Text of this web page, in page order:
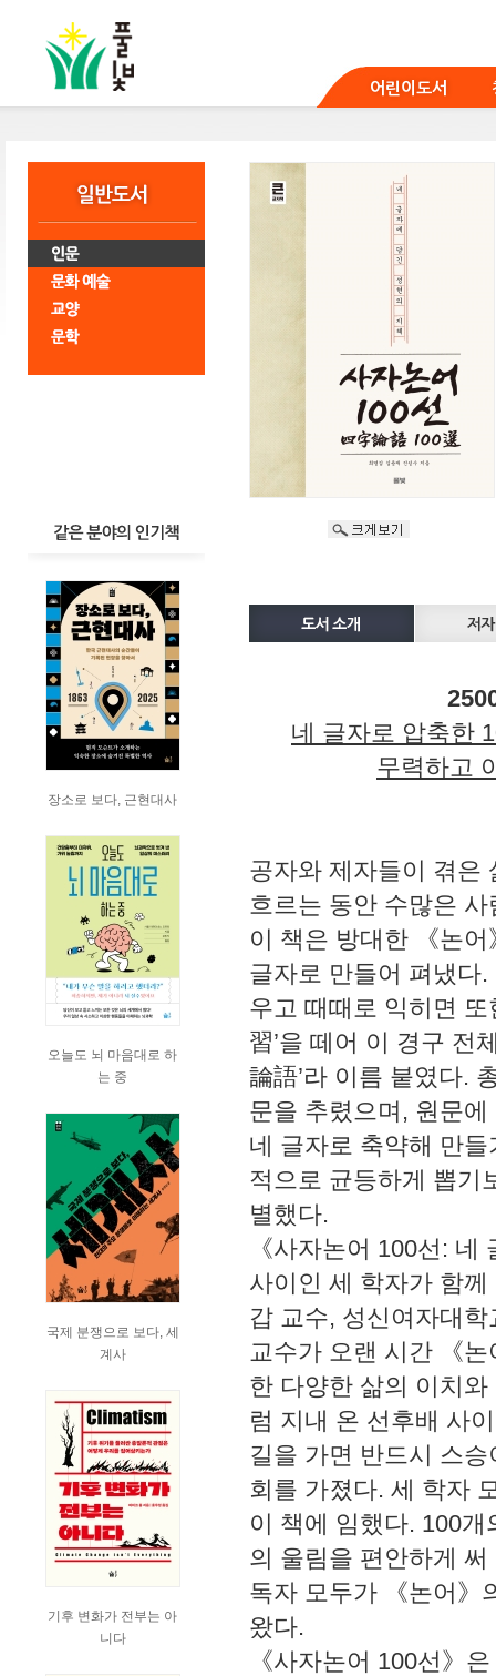
어린이도서
장소로 보다, 근현대사
오늘도 뇌 마음대로 하
는 중
국제 분쟁으로 보다, 세
계사
기후 변화가 전부는 아
니다
네 글자로 압축한
무력하고
공자와 제자들이 겪은
흐르는 동안 수많은
이 책은 방대한 《논
글자로 만들어 펴냈다
우고 때때로 익히면 또
習’을 떼어 이 경구 전
論語’라 이름 붙였다.
문을 추렸으며, 원문
네 글자로 축약해 만
적으로 균등하게 뽑기
별했다.
《사자논어 100선:
사이인 세 학자가 함
갑 교수, 성신여자대
교수가 오랜 시간 《
한 다양한 삶의 이치
럼 지내 온 선후배 사
길을 가면 반드시 스
회를 가졌다. 세 학자
이 책에 임했다. 100
의 울림을 편안하게
독자 모두가 《논어》
왔다.
《사자논어 100선》